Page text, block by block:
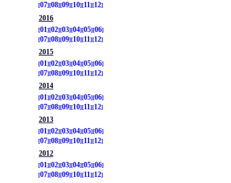
07 08 09 10 11 12
2016
01
02 03 04 05 06
07 08 09 10 11
12
2015
01
02 03 04 05 06
07 08 09 10 11
12
2014
01
02 03 04 05 06
07 08 09 10 11
12
2013
01
02 03 04 05 06
07 08 09 10 11
12
2012
01
02 03 04 05 06
07 08 09 10 11
12